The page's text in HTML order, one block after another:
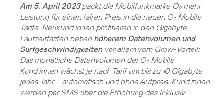
Am 5. April 2023packt die Mobilfunkmarke O2mehr
Leistung für einen fairen Preis in die neuen O2Mobile
Tarife. Neukund:innen profitieren in den Gigabyte-
Laufzeittarifen neben höherem Datenvolumen und
Surfgeschwindigkeitenvor allem vom Grow-Vorteil:
Das monatliche Datenvolumen der O2Mobile
Kund:innen wächst je nach Tarif um bis zu 10 Gigabyte
jedes Jahr – automatisch und ohne Aufpreis. Kund:innen
werden per SMS über die Erhöhung des Inklusiv-